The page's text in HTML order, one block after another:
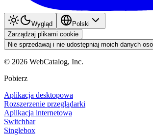
Wygląd
Polski
Zarządzaj plikami cookie
Nie sprzedawaj i nie udostępniaj moich danych
© 2026 WebCatalog, Inc.
Pobierz
Aplikacja desktopowa
Rozszerzenie przeglądarki
Aplikacja internetowa
Switchbar
Singlebox